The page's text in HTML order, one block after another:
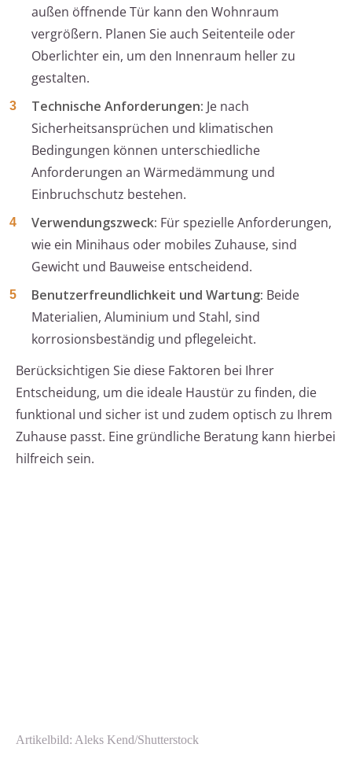
außen öffnende Tür kann den Wohnraum
vergrößern. Planen Sie auch Seitenteile oder
Oberlichter ein, um den Innenraum heller zu
gestalten.
Technische Anforderungen: Je nach
Sicherheitsansprüchen und klimatischen
Bedingungen können unterschiedliche
Anforderungen an Wärmedämmung und
Einbruchschutz bestehen.
Verwendungszweck: Für spezielle Anforderungen,
wie ein Minihaus oder mobiles Zuhause, sind
Gewicht und Bauweise entscheidend.
Benutzerfreundlichkeit und Wartung: Beide
Materialien, Aluminium und Stahl, sind
korrosionsbeständig und pflegeleicht.
Berücksichtigen Sie diese Faktoren bei Ihrer
Entscheidung, um die ideale Haustür zu finden, die
funktional und sicher ist und zudem optisch zu Ihrem
Zuhause passt. Eine gründliche Beratung kann hierbei
hilfreich sein.
Artikelbild: Aleks Kend/Shutterstock